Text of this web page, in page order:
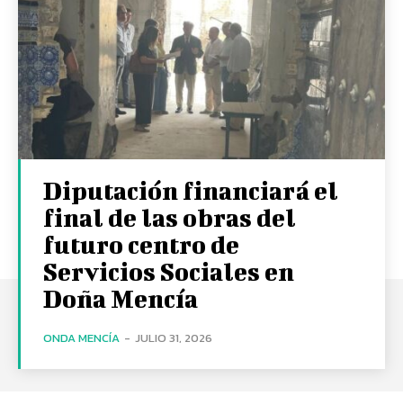
Diputación financiará el
final de las obras del
futuro centro de
Servicios Sociales en
Doña Mencía
ONDA MENCÍA - JULIO 31, 2026